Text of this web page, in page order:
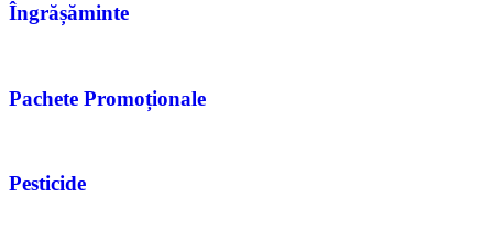
Îngrășăminte
Pachete Promoționale
Pesticide